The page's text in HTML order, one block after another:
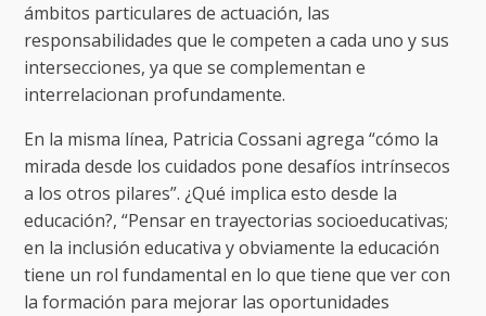
ámbitos particulares de actuación, las
responsabilidades que le competen a cada uno y sus
intersecciones, ya que se complementan e
interrelacionan profundamente.
En la misma línea, Patricia Cossani agrega “cómo la
mirada desde los cuidados pone desafíos intrínsecos
a los otros pilares”. ¿Qué implica esto desde la
educación?, “Pensar en trayectorias socioeducativas;
en la inclusión educativa y obviamente la educación
tiene un rol fundamental en lo que tiene que ver con
la formación para mejorar las oportunidades